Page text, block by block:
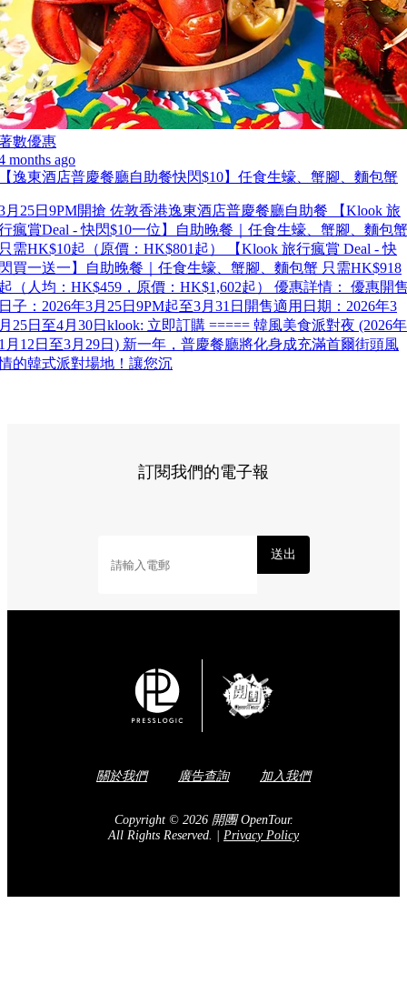
數優惠
months ago
逸東酒店普慶餐廳自助餐快閃$10】任食生蠔、蟹腳、麵包蟹
月25日9PM開搶 佐敦香港逸東酒店普慶餐廳自助餐 【Klook 旅
瘋賞Deal - 快閃$10一位】自助晚餐｜任食生蠔、蟹腳、麵包蟹
需HK$10起（原價：HK$801起） 【Klook 旅行瘋賞 Deal - 快
買一送一】自助晚餐｜任食生蠔、蟹腳、麵包蟹 只需HK$918
（人均：HK$459，原價：HK$1,602起） 優惠詳情： 優惠開
子：2026年3月25日9PM起至3月31日開售適用日期：2026年3
25日至4月30日klook: 立即訂購 ===== 韓風美食派對夜 (2026年
月12日至3月29日) 新一年，普慶餐廳將化身成充滿首爾街頭風
的韓式派對場地！讓您沉
訂閱我們的電子報
送出
關於我們 廣告查詢 加入我們
Copyright © 2026 開團 OpenTour.
All Rights Reserved.
Privacy Policy